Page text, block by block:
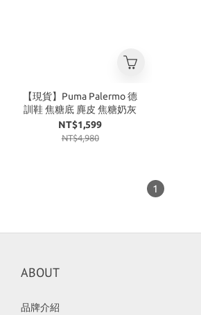
【現貨】Puma Palermo 德
訓鞋 焦糖底 麂皮 焦糖奶灰
NT$1,599
NT$4,980
1
ABOUT
品牌介紹